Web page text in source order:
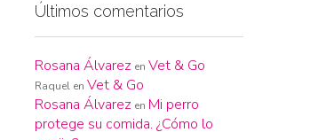
Últimos comentarios
Rosana Álvarez en Vet & Go
Raquel en Vet & Go
Rosana Álvarez en Mi perro
protege su comida. ¿Cómo lo